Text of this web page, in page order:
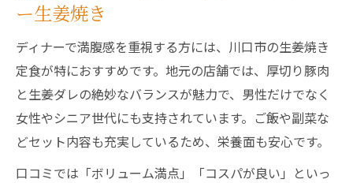
ー生姜焼き
ディナーで満腹感を重視する方には、川口市の生姜焼き
定食が特におすすめです。地元の店舗では、厚切り豚肉
と生姜ダレの絶妙なバランスが魅力で、男性だけでなく
女性やシニア世代にも支持されています。ご飯や副菜な
どセット内容も充実しているため、栄養面も安心です。
口コミでは「ボリューム満点」「コスパが良い」といっ